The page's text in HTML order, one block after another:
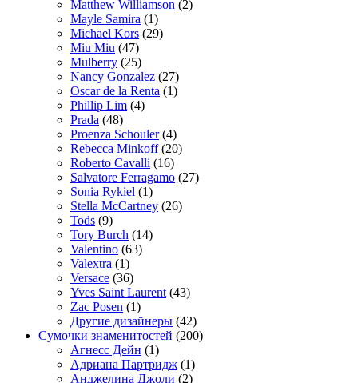
Matthew Williamson (2)
Mayle Samira (1)
Michael Kors (29)
Miu Miu (47)
Mulberry (25)
Nancy Gonzalez (27)
Oscar de la Renta (1)
Phillip Lim (4)
Prada (48)
Proenza Schouler(4)
Rebecca Minkoff(20)
Roberto Cavalli (16)
Salvatore Ferragamo (27)
Sonia Rykiel (1)
Stella McCartney (26)
Tods (9)
Tory Burch (14)
Valentino (63)
Valextra (1)
Versace (36)
Yves Saint Laurent (43)
Zac Posen (1)
Другие дизайнеры (42)
Сумочки знаменитостей (200)
Агнесс Дейн (1)
Адриана Партридж (1)
Анджелина Джоли (2)